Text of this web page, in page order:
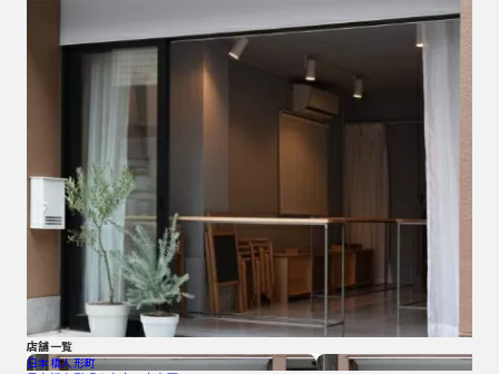
店舗一覧
日本橋人形町